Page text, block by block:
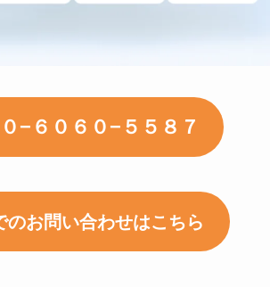
６０６０−５５８７
のお問い合わせはこちら